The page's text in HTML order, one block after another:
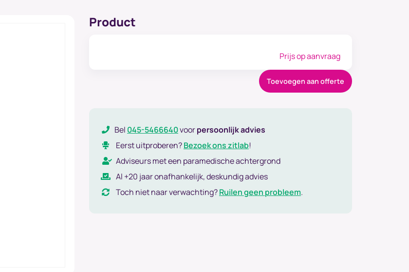
Product
Prijs op aanvraag
Toevoegen aan offerte
Bel 045-5466640voorpersoonlijk advies
Eerst uitproberen?Bezoek ons zitlab!
Adviseurs met een paramedische achtergrond
Al +20 jaar onafhankelijk, deskundig advies
Toch niet naar verwachting?Ruilen geen probleem.